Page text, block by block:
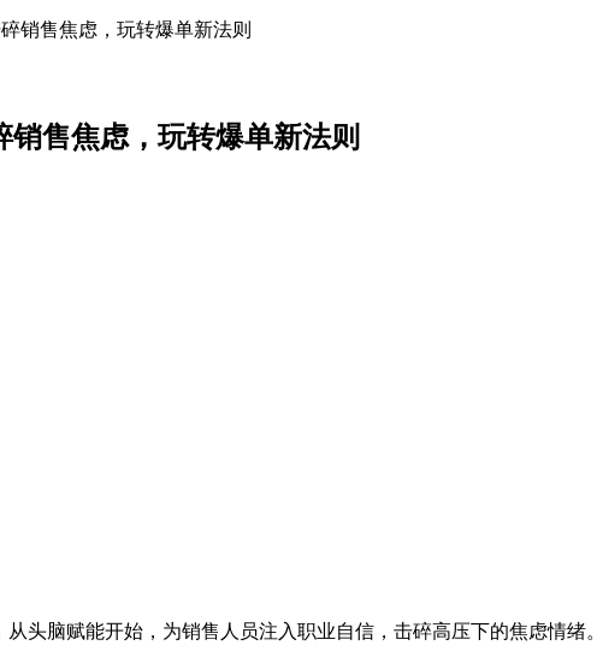
销售焦虑，玩转爆单新法则
销售焦虑，玩转爆单新法则
头脑赋能开始，为销售人员注入职业自信，击碎高压下的焦虑情绪。